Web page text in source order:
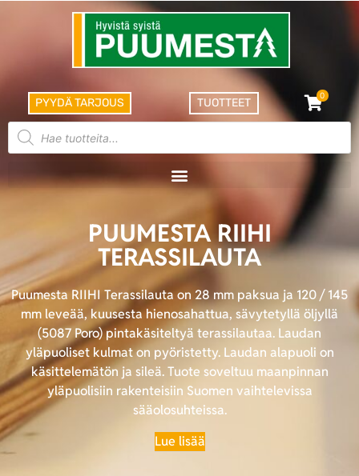
PYYDÄ TARJOUS TUOTTEET
0
PUUMESTA RIIHI
TERASSILAUTA
Puumesta RIIHI Terassilauta on 28 mm paksua ja 120 / 145
mm leveää, kuusesta hienosahattua, sävytetyllä öljyllä
(5087 Poro) pintakäsiteltyä terassilautaa. Laudan
yläpuoliset kulmat on pyöristetty. Laudan alapuoli on
käsittelemätön ja sileä. Tuote soveltuu maanpinnan
yläpuolisiin rakenteisiin Suomen vaihtelevissa
sääolosuhteissa.
Lue lisää